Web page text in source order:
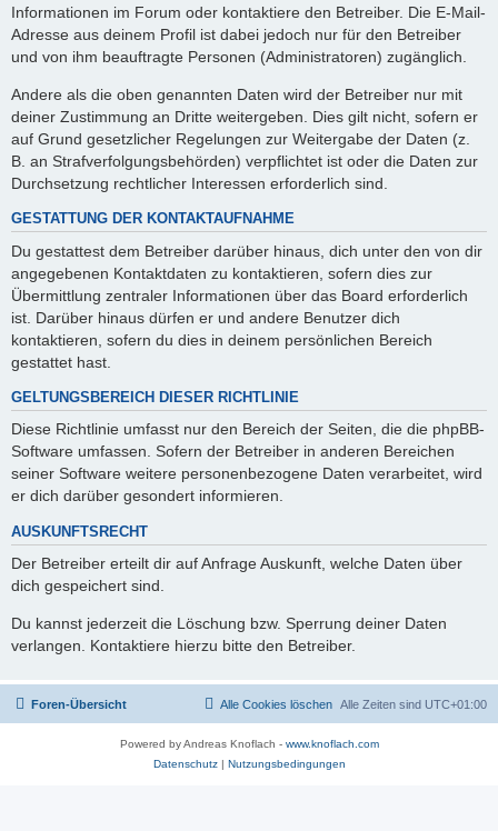
Informationen im Forum oder kontaktiere den Betreiber. Die E-Mail-
Adresse aus deinem Profil ist dabei jedoch nur für den Betreiber
und von ihm beauftragte Personen (Administratoren) zugänglich.
Andere als die oben genannten Daten wird der Betreiber nur mit
deiner Zustimmung an Dritte weitergeben. Dies gilt nicht, sofern er
auf Grund gesetzlicher Regelungen zur Weitergabe der Daten (z.
B. an Strafverfolgungsbehörden) verpflichtet ist oder die Daten zur
Durchsetzung rechtlicher Interessen erforderlich sind.
GESTATTUNG DER KONTAKTAUFNAHME
Du gestattest dem Betreiber darüber hinaus, dich unter den von dir
angegebenen Kontaktdaten zu kontaktieren, sofern dies zur
Übermittlung zentraler Informationen über das Board erforderlich
ist. Darüber hinaus dürfen er und andere Benutzer dich
kontaktieren, sofern du dies in deinem persönlichen Bereich
gestattet hast.
GELTUNGSBEREICH DIESER RICHTLINIE
Diese Richtlinie umfasst nur den Bereich der Seiten, die die phpBB-
Software umfassen. Sofern der Betreiber in anderen Bereichen
seiner Software weitere personenbezogene Daten verarbeitet, wird
er dich darüber gesondert informieren.
AUSKUNFTSRECHT
Der Betreiber erteilt dir auf Anfrage Auskunft, welche Daten über
dich gespeichert sind.
Du kannst jederzeit die Löschung bzw. Sperrung deiner Daten
verlangen. Kontaktiere hierzu bitte den Betreiber.
Foren-Übersicht Alle Zeiten sind UTC+01:00
Alle Cookies löschen
Powered by Andreas Knoflach - www.knoflach.com
Datenschutz| Nutzungsbedingungen